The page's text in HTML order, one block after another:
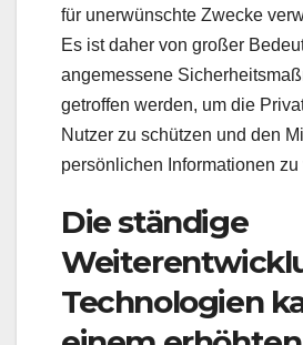
für unerwünschte Zwecke
Es ist daher von großer
angemessene
getroffen werden, um die
Nutzer zu schützen und den
persönlichen Informationen zu
Die ständige
Technologien